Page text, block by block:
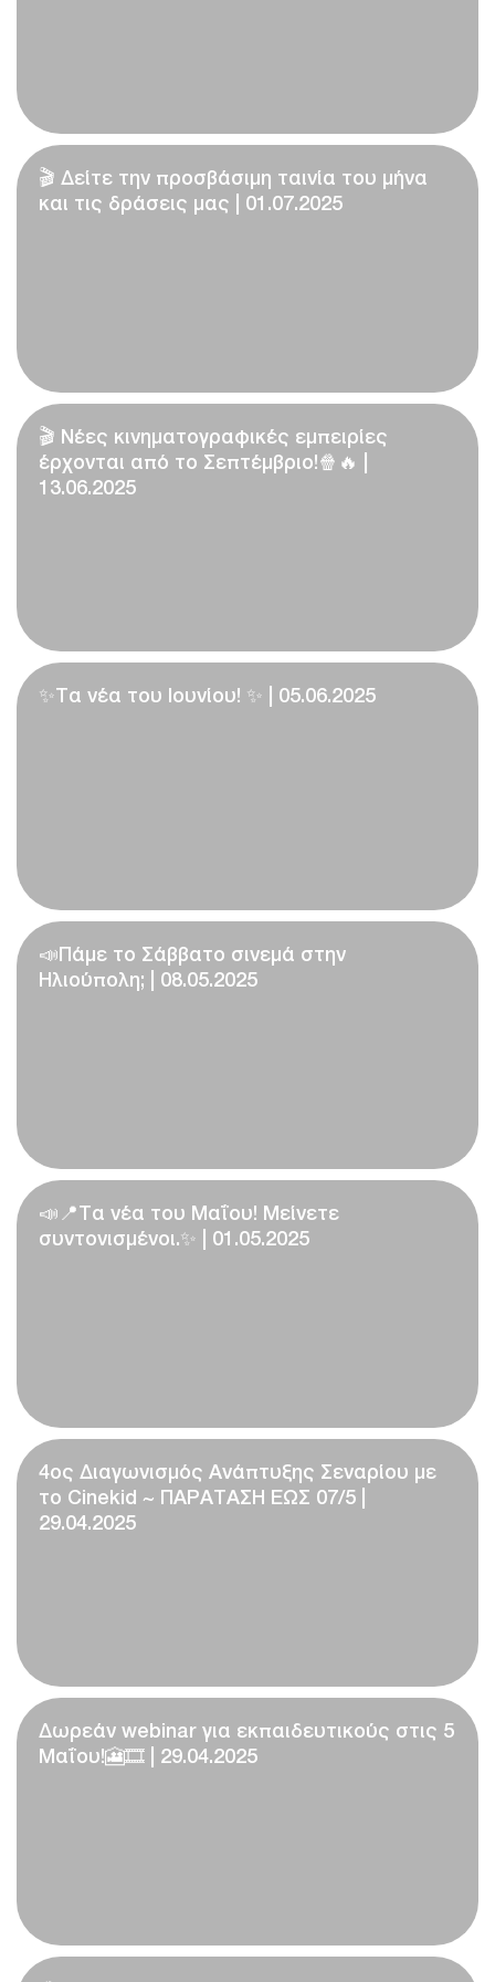
🎬 Δείτε την προσβάσιμη ταινία του μήνα
και τις δράσεις μας | 01.07.2025
🎬 Νέες κινηματογραφικές εμπειρίες
έρχονται από το Σεπτέμβριο!🍿🔥 |
13.06.2025
✨Τα νέα του Ιουνίου! ✨ | 05.06.2025
📣Πάμε το Σάββατο σινεμά στην
Ηλιούπολη; | 08.05.2025
📣📍Τα νέα του Μαΐου! Mείνετε
συντονισμένοι.✨ | 01.05.2025
4ος Διαγωνισμός Ανάπτυξης Σεναρίου με
το Cinekid ~ ΠΑΡΑΤΑΣΗ ΕΩΣ 07/5 |
29.04.2025
Δωρεάν webinar για εκπαιδευτικούς στις 5
Μαΐου!🎦🎞️ | 29.04.2025